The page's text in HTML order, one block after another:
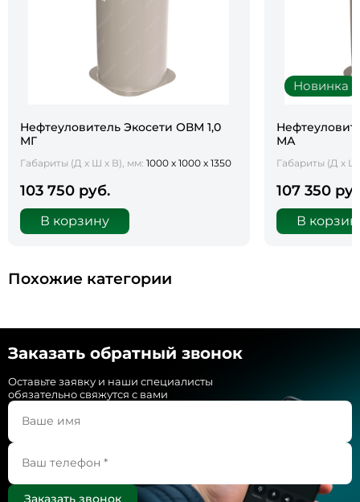
Нефтеуловитель Экосети ОВМ 1,0
МГ
Габариты (Д х Ш х В), мм: 1000 х 1000 х 1350
103 750 руб.
В корзину
Новинка
МА
Габариты (Д х Ш
107 350
В
Похожие категории
Заказать обратный звонок
Оставьте заявку и наши специалисты
обязательно свяжутся с вами